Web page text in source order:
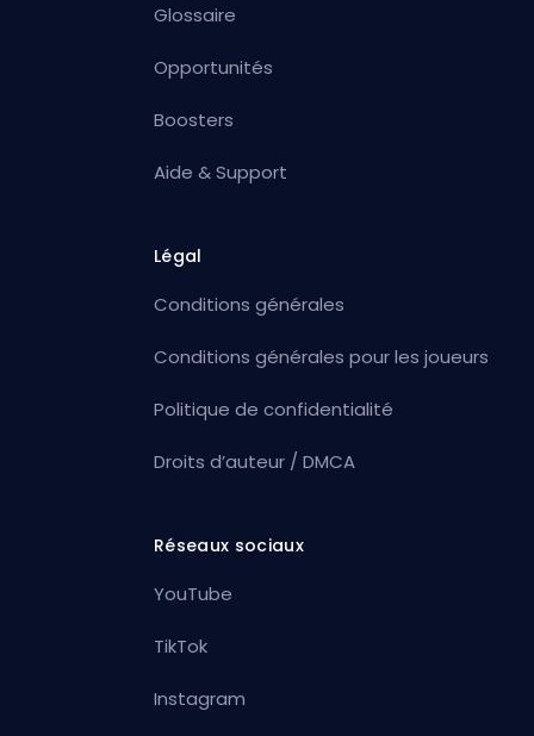
Glossaire
Opportunités
Boosters
Aide & Support
Légal
Conditions générales
Conditions générales pour les joueurs
Politique de confidentialité
Droits d’auteur / DMCA
Réseaux sociaux
YouTube
TikTok
Instagram